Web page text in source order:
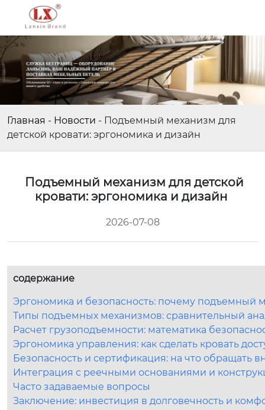
Главная - Новости - Подъемный механизм для
детской кровати: эргономика и дизайн
Подъемный механизм для детской
кровати: эргономика и дизайн
2026-07-08
содержание
Эргономика и безопасность: почему подъемный
Типы подъемных механизмов: сравнительный
Расчет грузоподъемности: математика
Эргономика управления: как сделать кровать
Безопасность и сертификация: на что обращать
Интеграция с реечными основаниями и
Часто задаваемые вопросы
Заключение: инвестиция в долговечность и